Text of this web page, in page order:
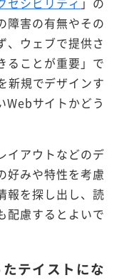
障害の有無やその
、ウェブで提供さ
ることが重要」で
新規でデザインす
Webサイトかどう
イアウトなどのデ
好みや特性を考慮
報を探し出し、読
配慮するとよいで
テイストにな